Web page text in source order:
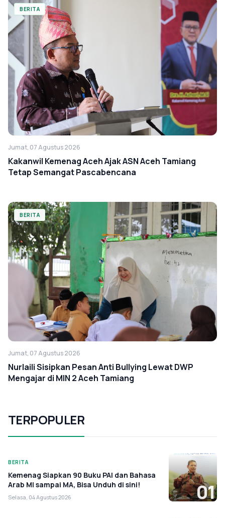
BERITA
Jumat, 07 Agustus 2026
Kakanwil Kemenag Aceh Ajak ASN Aceh Tamiang
Tetap Semangat Pascabencana
BERITA
Jumat, 07 Agustus 2026
Nurlaili Sisipkan Pesan Anti Bullying Lewat DWP
Mengajar di MIN 2 Aceh Tamiang
TERPOPULER
BERITA
Kemenag Siapkan 90 Buku PAI dan Bahasa
Arab MI sampai MA, Bisa Unduh di sini!
Selasa, 04 Agustus 2026 01